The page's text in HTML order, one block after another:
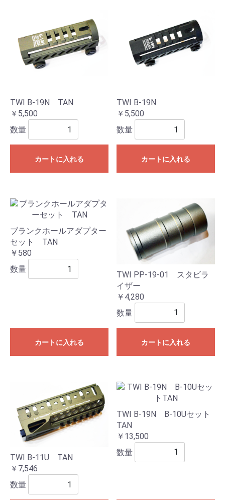
TWI B-19N TAN
￥5,500
数量
カートに入れる
TWI B-19N
￥5,500
数量
カートに入れる
ブランクホールアダプター
セット TAN
￥580
数量
カートに入れる
TWI PP-19-01 スタビラ
イザー
￥4,280
数量
カートに入れる
TWI B-11U TAN
￥7,546
数量
TWI B-19N B-10Uセット
TAN
￥13,500
数量